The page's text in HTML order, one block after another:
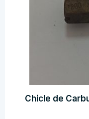
Chicle de